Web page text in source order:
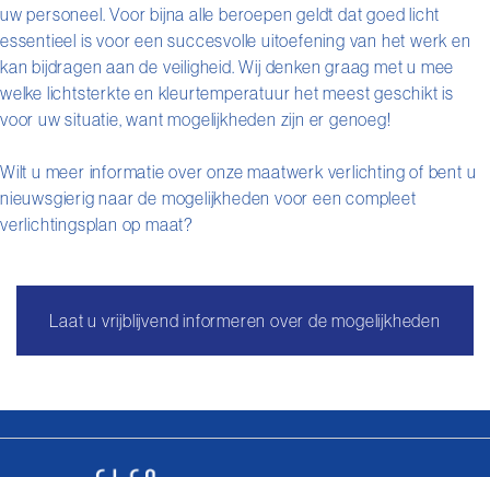
uw personeel. Voor bijna alle beroepen geldt dat goed licht
essentieel is voor een succesvolle uitoefening van het werk en
kan bijdragen aan de veiligheid. Wij denken graag met u mee
welke lichtsterkte en kleurtemperatuur het meest geschikt is
voor uw situatie, want mogelijkheden zijn er genoeg!
Wilt u meer informatie over onze maatwerk verlichting of bent u
nieuwsgierig naar de mogelijkheden voor een compleet
verlichtingsplan op maat?
Laat u vrijblijvend informeren over de mogelijkheden